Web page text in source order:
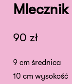
90 zł
9 cm średnica
10 cm wysokość